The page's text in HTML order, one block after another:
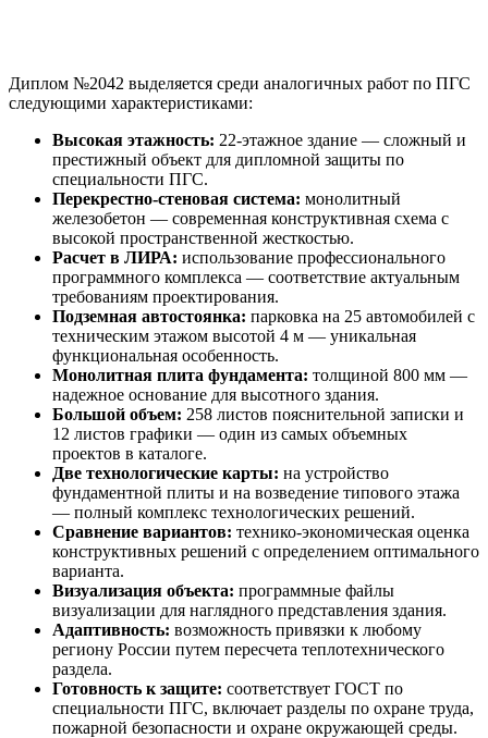
Диплом №2042 выделяется среди аналогичных работ по ПГС
следующими характеристиками:
Высокая этажность: 22-этажное здание — сложный и
престижный объект для дипломной защиты по
специальности ПГС.
Перекрестно-стеновая система: монолитный
железобетон — современная конструктивная схема с
высокой пространственной жесткостью.
Расчет в ЛИРА: использование профессионального
программного комплекса — соответствие актуальным
требованиям проектирования.
Подземная автостоянка: парковка на 25 автомобилей с
техническим этажом высотой 4 м — уникальная
функциональная особенность.
Монолитная плита фундамента: толщиной 800 мм —
надежное основание для высотного здания.
Большой объем: 258 листов пояснительной записки и
12 листов графики — один из самых объемных
проектов в каталоге.
Две технологические карты: на устройство
фундаментной плиты и на возведение типового этажа
— полный комплекс технологических решений.
Сравнение вариантов: технико-экономическая оценка
конструктивных решений с определением оптимального
варианта.
Визуализация объекта: программные файлы
визуализации для наглядного представления здания.
Адаптивность: возможность привязки к любому
региону России путем пересчета теплотехнического
раздела.
Готовность к защите: соответствует ГОСТ по
специальности ПГС, включает разделы по охране труда,
пожарной безопасности и охране окружающей среды.